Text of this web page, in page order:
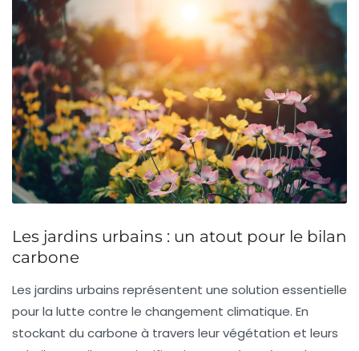
Les jardins urbains : un atout pour le bilan
carbone
Les jardins urbains représentent une solution essentielle
pour la lutte contre le changement climatique. En
stockant du carbone à travers leur végétation et leurs